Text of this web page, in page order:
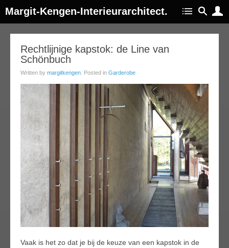
Margit-Kengen-Interieurarchitect.
Rechtlijnige kapstok: de Line van
Schönbuch
Written by margitkengen . Posted in Garderobe
Vaak is het zo dat je bij de keuze van een kapstok in de